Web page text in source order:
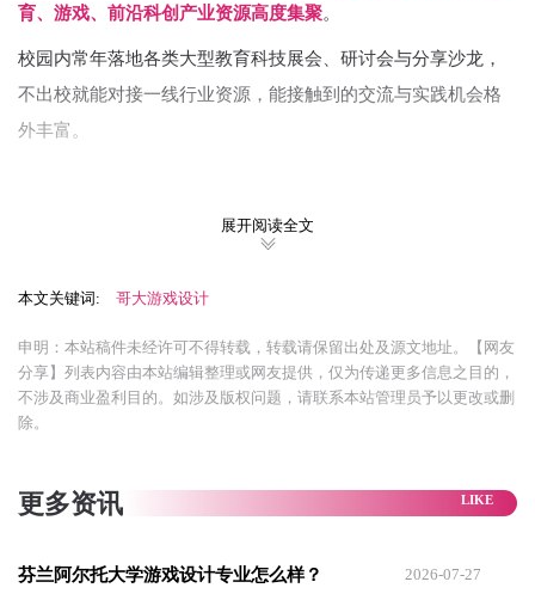
育、游戏、前沿科创产业资源高度集聚。
校园内常年落地各类大型教育科技展会、研讨会与分享沙龙，
不出校就能对接一线行业资源，能接触到的交流与实践机会格
外丰富。
校内校外，截然不同的两种节奏
校外有着截然不同的节奏
校园内部节奏飞快，身边每一位同学都有自己的课业、研究课
题、实验室项目，大家步履匆匆，永远有忙不完的任务。
展开阅读全文
本文关键词: 哥大游戏设计
申明：本站稿件未经许可不得转载，转载请保留出处及源文地址。【网友
分享】列表内容由本站编辑整理或网友提供，仅为传递更多信息之目的，
不涉及商业盈利目的。如涉及版权问题，请联系本站管理员予以更改或删
除。
更多资讯
芬兰阿尔托大学游戏设计专业怎么样？ 2026-07-27